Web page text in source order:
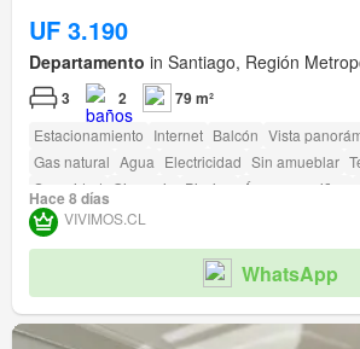
UF 3.190
Departamento in Santiago, Región
3 2 79 m²
Estacionamiento Internet Balcón Vista
Gas natural Agua Electricidad Sin amueblar
Seguridad
Gimnasio Piscina Área para niños
Conserje Parilla
Hace 8 días
VIVIMOS.CL
WhatsApp